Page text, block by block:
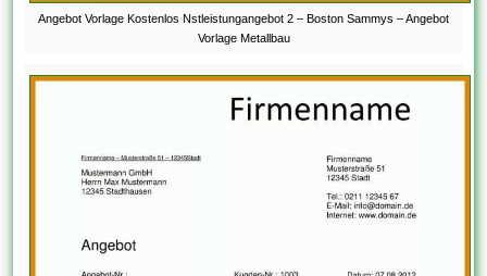
Angebot Vorlage Kostenlos Nstleistungangebot 2 – Boston Sammys – Angebot
Vorlage Metallbau